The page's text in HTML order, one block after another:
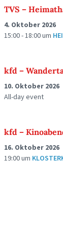
TVS –
4. Oktober 2026
15:00 - 18:00um
kfd –
10. Oktober 2026
All-day event
kfd –
16. Oktober 2026
19:00um